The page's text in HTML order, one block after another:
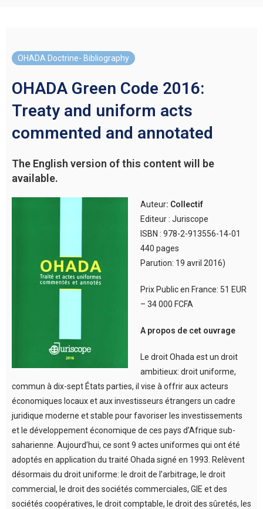
OHADA Doctrine- Bibliography
OHADA Green Code 2016:
Treaty and uniform acts
commented and annotated
The English version of this content will be
available.
Auteur: Collectif
Editeur : Juriscope
ISBN : 978-2-913556-14-01
440 pages
Parution: 19 avril 2016)
Prix Public en France: 51 EUR
– 34 000 FCFA
A propos de cet ouvrage
Le droit Ohada est un droit
ambitieux: droit uniforme,
commun à dix-sept États parties, il vise à offrir aux acteurs
économiques locaux et aux investisseurs étrangers un cadre
juridique moderne et stable pour favoriser les investissements
et le développement économique de ces pays d’Afrique sub-
saharienne. Aujourd’hui, ce sont 9 actes uniformes qui ont été
adoptés en application du traité Ohada signé en 1993. Relèvent
désormais du droit uniforme: le droit de l’arbitrage, le droit
commercial, le droit des sociétés commerciales, GIE et des
sociétés coopératives, le droit comptable, le droit des sûretés, les